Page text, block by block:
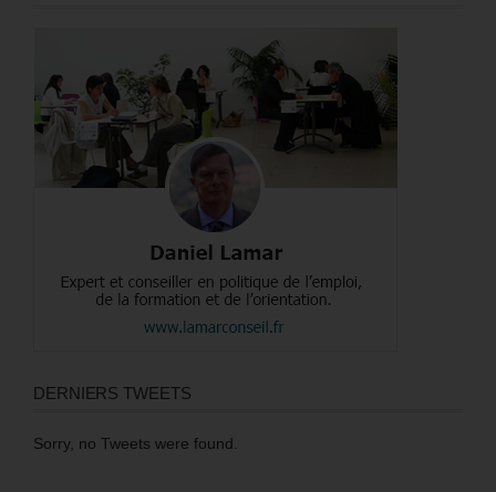
DERNIERS TWEETS
Sorry, no Tweets were found.